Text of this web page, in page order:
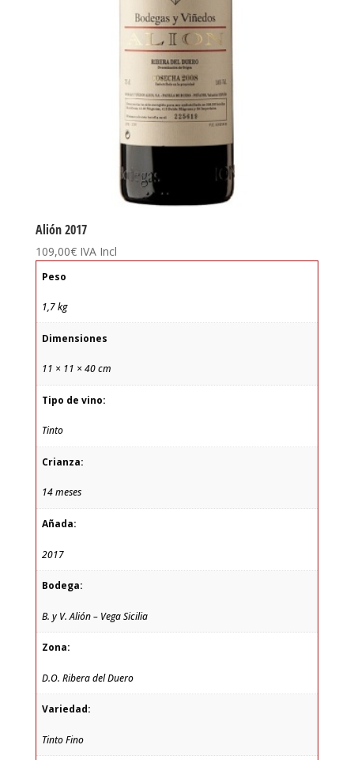
Alión 2017
109,00€ IVA Incl
Peso
1,7 kg
Dimensiones
11 × 11 × 40 cm
Tipo de vino:
Tinto
Crianza:
14 meses
Añada:
2017
Bodega:
B. y V. Alión – Vega Sicilia
Zona:
D.O. Ribera del Duero
Variedad:
Tinto Fino